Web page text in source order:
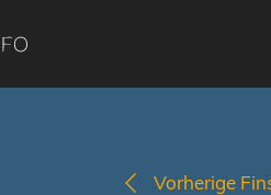
Vorherige